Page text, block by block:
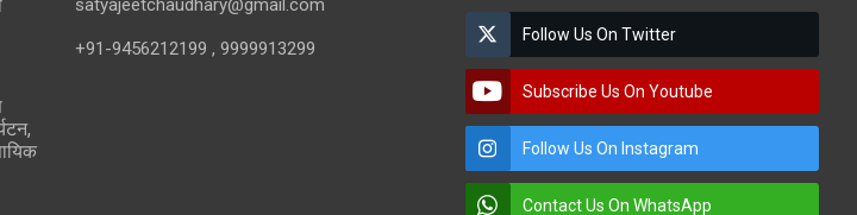
satyajeetchaudhary@gmail.com
+91-9456212199 , 9999913299
Follow Us On Twitter
Subscribe Us On Youtube
Follow Us On Instagram
Contact Us On WhatsApp